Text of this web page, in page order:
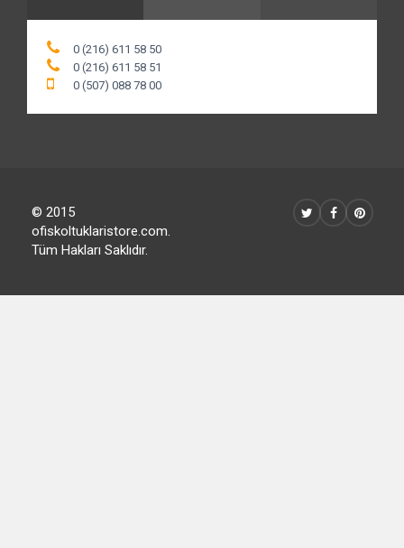
0 (216) 611 58 50
0 (216) 611 58 51
0 (507) 088 78 00
© 2015
ofiskoltuklaristore.com.
Tüm Hakları Saklıdır.